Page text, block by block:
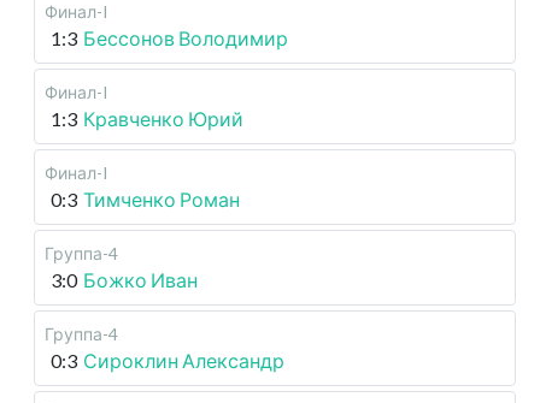
Финал-I
1:3 Бессонов Володимир
Финал-I
1:3 Кравченко Юрий
Финал-I
0:3 Тимченко Роман
Группа-4
3:0 Божко Иван
Группа-4
0:3 Сироклин Александр